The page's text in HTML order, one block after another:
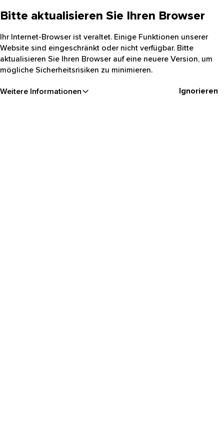
Bitte aktualisieren Sie Ihren Browser
Ihr Internet-Browser ist veraltet. Einige Funktionen unserer
Website sind eingeschränkt oder nicht verfügbar. Bitte
aktualisieren Sie Ihren Browser auf eine neuere Version, um
mögliche Sicherheitsrisiken zu minimieren.
Weitere Informationen Ignorieren